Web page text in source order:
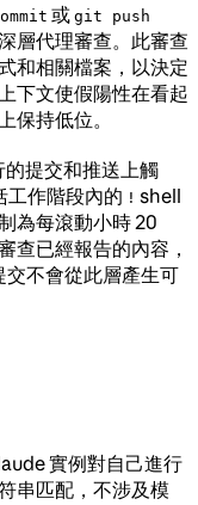
或 git push
層代理審查。此審查
和相關檔案，以決定
下文使假陽性在看起
保持低位。
提交和推送上觸
工作階段內的 ! shell
為每滾動小時 20
查已經報告的內容，
不會從此層產生可
實例對自己進行
串匹配，不涉及模